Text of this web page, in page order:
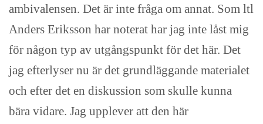
ambivalensen. Det är inte fråga om annat. Som ltl
Anders Eriksson har noterat har jag inte låst mig
för någon typ av utgångspunkt för det här. Det
jag efterlyser nu är det grundläggande materialet
och efter det en diskussion som skulle kunna
bära vidare. Jag upplever att den här